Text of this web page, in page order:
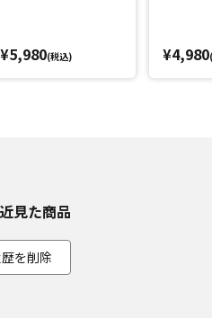
けほしい！というときにオスス
す。
と使うのがオススメ！便利な
¥5,980(税込) ¥4,980
見た商品
を削除